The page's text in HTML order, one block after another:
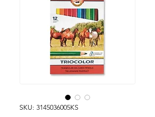
SKU: 3145036005KS